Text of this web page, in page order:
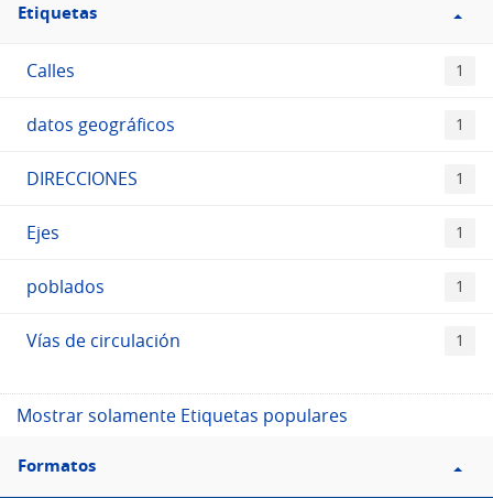
Etiquetas
Etiquetas
Calles 1
datos geográficos 1
DIRECCIONES 1
Ejes 1
poblados 1
Vías de circulación 1
Mostrar solamente Etiquetas populares
Filtro
Formatos
Formatos